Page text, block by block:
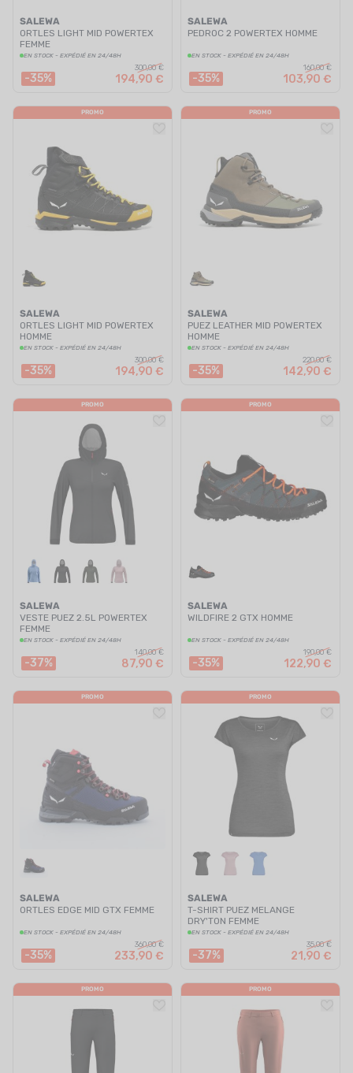
SALEWA
ORTLES LIGHT MID POWERTEX
FEMME
EN STOCK - EXPÉDIÉ EN 24/48H
-35%
300,00 €
194,90 €
SALEWA
PEDROC 2 POWERTEX HOMME
EN STOCK - EXPÉDIÉ EN 24/48H
-35%
160,00 €
103,90 €
PROMO
SALEWA
ORTLES LIGHT MID POWERTEX
HOMME
EN STOCK - EXPÉDIÉ EN 24/48H
-35%
300,00 €
194,90 €
PROMO
SALEWA
PUEZ LEATHER MID POWERTEX
HOMME
EN STOCK - EXPÉDIÉ EN 24/48H
-35%
220,00 €
142,90 €
PROMO
SALEWA
VESTE PUEZ 2.5L POWERTEX
FEMME
EN STOCK - EXPÉDIÉ EN 24/48H
-37%
140,00 €
87,90 €
PROMO
SALEWA
WILDFIRE 2 GTX HOMME
EN STOCK - EXPÉDIÉ EN 24/48H
-35%
190,00 €
122,90 €
PROMO
SALEWA
ORTLES EDGE MID GTX FEMME
EN STOCK - EXPÉDIÉ EN 24/48H
-35%
360,00 €
233,90 €
PROMO
SALEWA
T-SHIRT PUEZ MELANGE
DRY'TON FEMME
EN STOCK - EXPÉDIÉ EN 24/48H
-37%
35,00 €
21,90 €
PROMO PROMO